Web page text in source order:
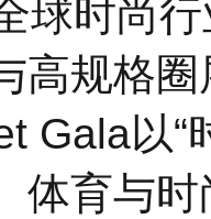
球时尚
高规格
Gala以
体育与